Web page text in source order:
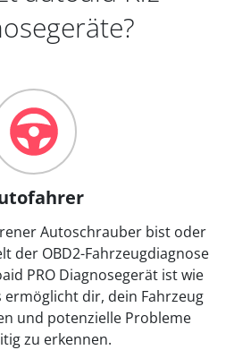
Autoschrauber bist oder
der OBD2-Fahrzeugdiagnose
PRO Diagnosegerät ist wie
ermöglicht dir, dein Fahrzeug
und potenzielle Probleme
zu erkennen.